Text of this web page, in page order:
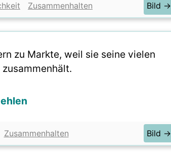
Zusammenhalten Bild →
zu Markte, weil sie seine vielen
Zusammenhalten Bild →